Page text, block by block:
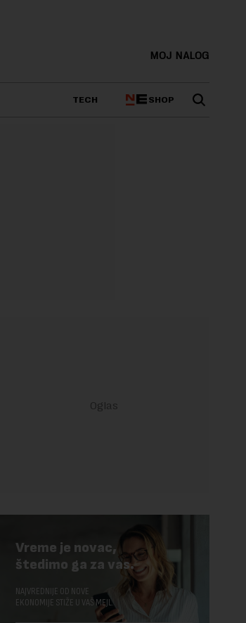
MOJ NALOG
TECH SHOP
Vreme je novac,
štedimo ga za vas.
NAJVREDNIJE OD NOVE
EKONOMIJE STIŽE U VAŠ MEJL.